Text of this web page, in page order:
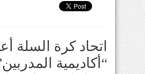
اتحاد كرة السلة
“أكاديمية